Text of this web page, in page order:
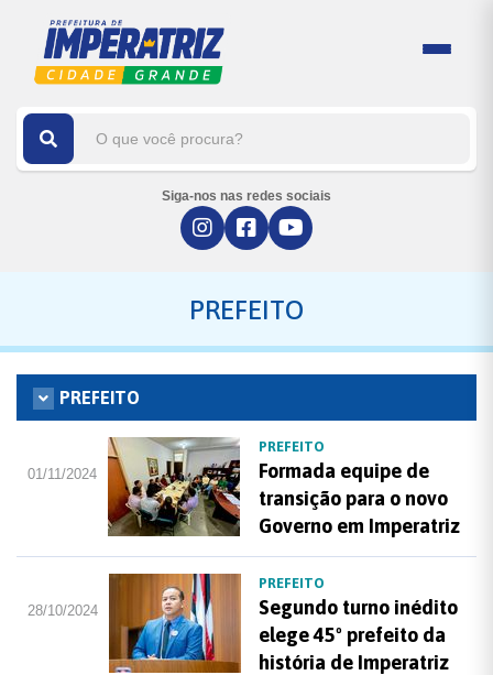
Siga-nos nas redes sociais
PREFEITO
PREFEITO
01/11/2024
PREFEITO
Formada equipe de
transição para o novo
Governo em Imperatriz
28/10/2024
PREFEITO
Segundo turno inédito
elege 45º prefeito da
história de Imperatriz